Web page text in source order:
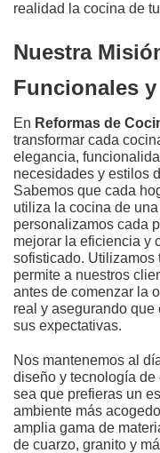
realidad la cocina de
Nuestra
Funcionales
En Reformas de
transformar cada
elegancia,
necesidades y estilos
Sabemos que cada
utiliza la cocina de
personalizamos cada
mejorar la eficiencia y
sofisticado.
permite a nuestros
antes de comenzar la
real y asegurando
sus expectativas.
Nos mantenemos al
diseño y tecnología de
sea que prefieras un
ambiente más
amplia gama de
de cuarzo, granito y